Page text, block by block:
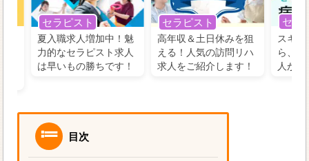
セラピスト
夏入職求人増加中！魅
力的なセラピスト求人
は早いもの勝ちです！
セラピスト
高年収＆土日休みを狙
える！人気の訪問リハ
求人をご紹介します！
セラ
スキ
ら、
人が
目次